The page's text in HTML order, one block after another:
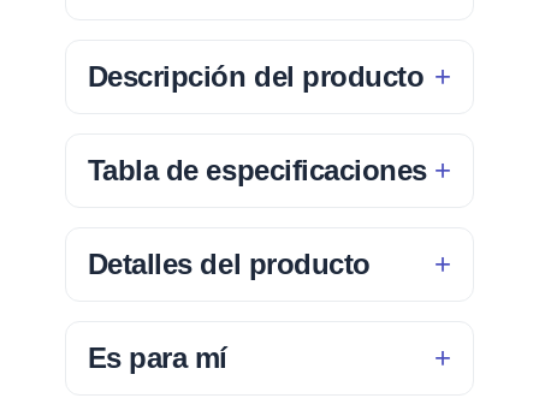
Descripción del producto
Tabla de especificaciones
Detalles del producto
Es para mí